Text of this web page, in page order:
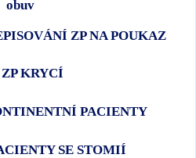
ZP NA POUKAZ
KRYCÍ
PACIENTY
SE STOMIÍ